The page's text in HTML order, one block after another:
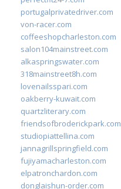
portugalprivatedriver.com
von-racer.com
coffeeshopcharleston.com
salon104mainstreet.com
alkaspringswater.com
318mainstreet8h.com
lovenailsspari.com
oakberry-kuwait.com
quartzliterary.com
friendsofbroderickpark.com
studiopiattellina.com
jannagrillspringfield.com
fujiyamacharleston.com
elpatronchardon.com
donglaishun-order.com